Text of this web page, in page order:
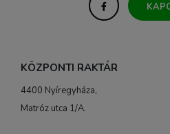
KÖZPONTI RAKTÁR
4400 Nyíregyháza,
Matróz utca 1/A.